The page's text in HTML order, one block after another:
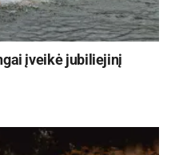
įveikė jubiliejinį